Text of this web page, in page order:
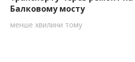
Балковому мосту
менше хвилини тому